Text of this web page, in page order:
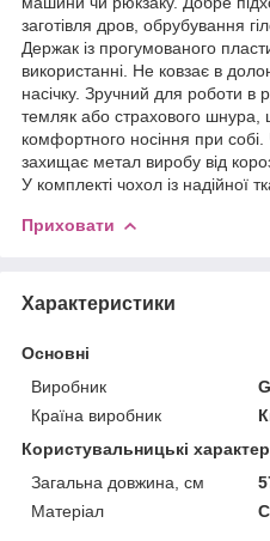
заготівля дров, обрубування
Держак із прогумованого
використанні. Не ковзає в
насічку. Зручний для роботи в
темляк або страхового шнура,
комфортного носіння при
захищає метал виробу від
У комплекті чохол із надійної
Приховати
Характеристики
Основні
Виробник
Країна виробник
Користувальницькі
Загальна довжина, см
Матеріал